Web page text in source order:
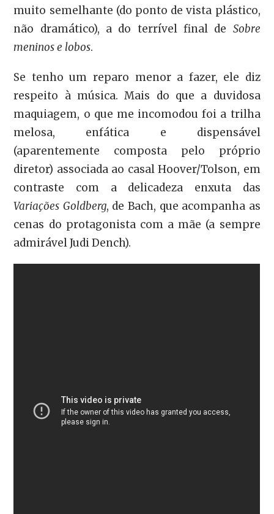
muito semelhante (do ponto de vista plástico,
não dramático), a do terrível final de Sobre
meninos e lobos.
Se tenho um reparo menor a fazer, ele diz
respeito à música. Mais do que a duvidosa
maquiagem, o que me incomodou foi a trilha
melosa, enfática e dispensável
(aparentemente composta pelo próprio
diretor) associada ao casal Hoover/Tolson, em
contraste com a delicadeza enxuta das
Variações Goldberg, de Bach, que acompanha as
cenas do protagonista com a mãe (a sempre
admirável Judi Dench).